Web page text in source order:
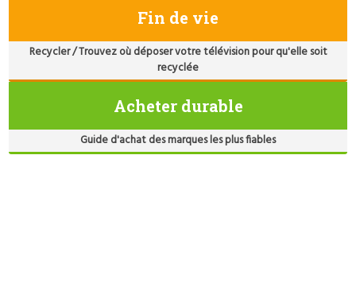
Fin de vie
Recycler / Trouvez où déposer votre télévision pour qu'elle soit
recyclée
Acheter durable
Guide d'achat des marques les plus fiables